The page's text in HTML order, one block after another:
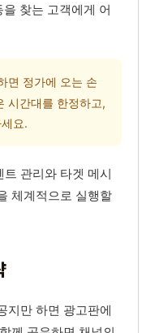
찾는 고객에게 어
면 정가에 오는 손
시간대를 한정하고,
요.
관리와 타겟 메시
체계적으로 실행할
지만 하면 광고판에